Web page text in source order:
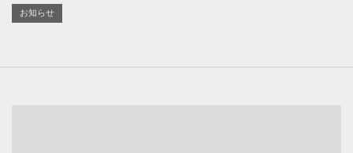
お知らせ